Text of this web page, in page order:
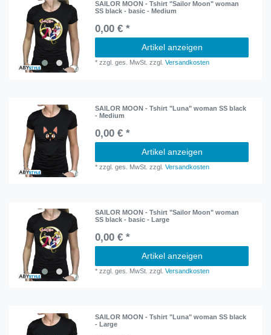
SAILOR MOON - Tshirt "Sailor Moon" woman
SS black - basic - Medium
0,00 € *
Artikel anzeigen
*zzgl. ges. MwSt. zzgl.Versandkosten
SAILOR MOON - Tshirt "Luna" woman SS black
- Medium
0,00 € *
Artikel anzeigen
*zzgl. ges. MwSt. zzgl.Versandkosten
SAILOR MOON - Tshirt "Sailor Moon" woman
SS black - basic - Large
0,00 € *
Artikel anzeigen
*zzgl. ges. MwSt. zzgl.Versandkosten
SAILOR MOON - Tshirt "Luna" woman SS black
- Large